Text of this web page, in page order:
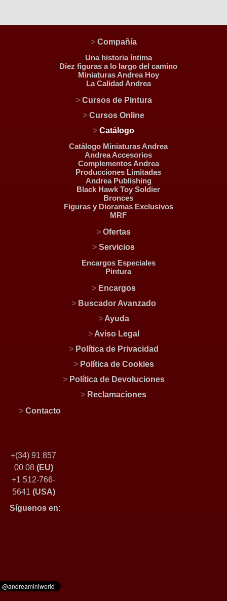
> Compañía
Una historia íntima
Diez figuras a lo largo del camino
Miniaturas Andrea Hoy
La Calidad Andrea
> Cursos de Pintura
> Cursos Online
> Catálogo
Catálogo Miniaturas Andrea
Andrea Accesorios
Complementos Andrea
Producciones Limitadas
Andrea Publishing
Black Hawk Toy Soldier
Bronces
Figuras y Dioramas Exclusivos
MRF
> Ofertas
> Servicios
Encargos Especiales
Pintura
> Encargos
> Buscador Avanzado
>Ayuda
>Aviso Legal
> Política de Privacidad
> Política de Cookies
> Política de Devoluciones
> Reclamaciones
> Contacto
+(34) 91 857
00 08 (EU)
+1 512-766-
5641 (USA)
Síguenos en: